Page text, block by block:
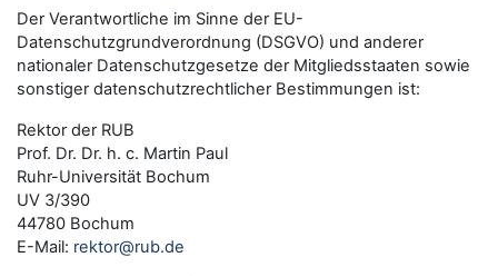
Der Verantwortliche im Sinne der EU-
Datenschutzgrundverordnung (DSGVO) und anderer
nationaler Datenschutzgesetze der Mitgliedsstaaten sowie
sonstiger datenschutzrechtlicher Bestimmungen ist:
Rektor der RUB
Prof. Dr. Dr. h. c. Martin Paul
Ruhr-Universität Bochum
UV 3/390
44780 Bochum
E-Mail: rektor@rub.de